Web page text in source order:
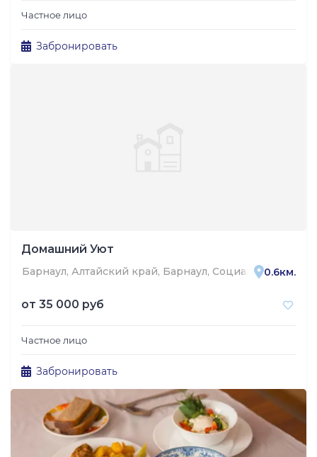
Частное лицо
Забронировать
Домашний Уют
Барнаул, Алтайский край, Барнаул, Социалистический
0.6км.
от 35 000 руб
Частное лицо
Забронировать